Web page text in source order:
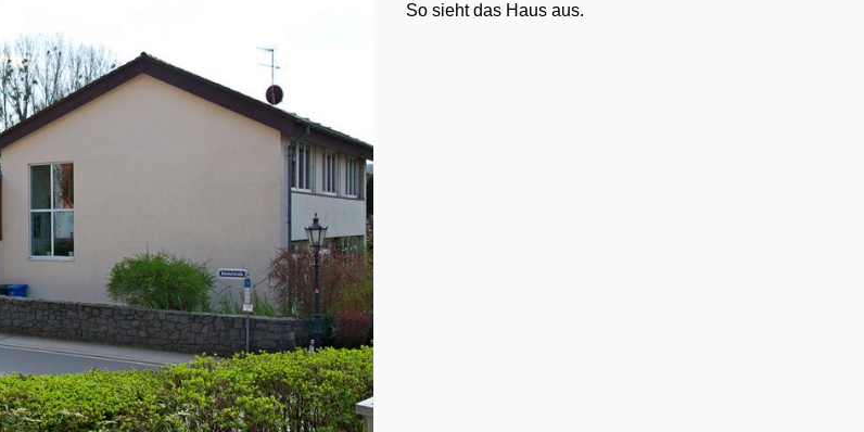
So sieht das Haus aus.